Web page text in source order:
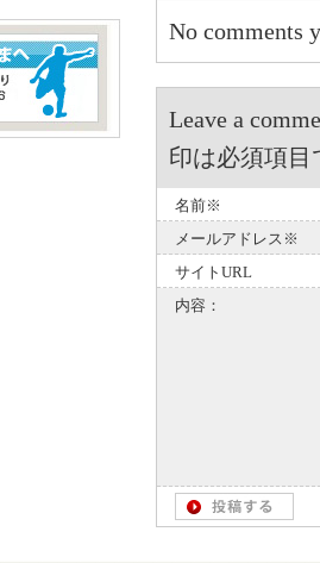
No comments
Leave a
印は必須項目
名前※
メールアドレス※
サイトURL
内容：